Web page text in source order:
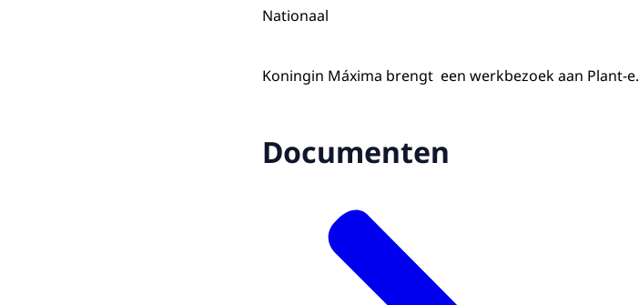
Nationaal
Koningin Máxima brengt een werkbezoek aan Plant-e.
Documenten